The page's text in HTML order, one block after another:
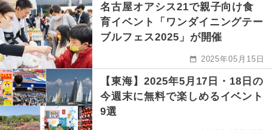
名古屋オアシス21で親子向け食
育イベント「ワンダイニングテー
ブルフェス2025」が開催
2025年05月15日
【東海】2025年5月17日・18日の
今週末に無料で楽しめるイベント
9選